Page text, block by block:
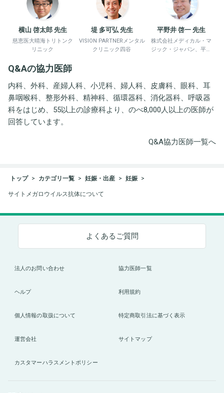
横山 啓太郎 先生
慈恵医大晴海トリトンク
リニック
堤 多可弘 先生
VISION PARTNERメンタル
クリニック四谷
平野井 啓一 先生
株式会社メディカル・マ
ジック・ジャパン、平野
Q&Aの協力医師
内科、外科、産婦人科、小児科、婦人科、皮膚科、眼科、耳
鼻咽喉科、整形外科、精神科、循環器科、消化器科、呼吸器
科をはじめ、55以上の診療科より、のべ8,000人以上の医師が
回答しています。
Q&A協力医師一覧へ
トップ カテゴリ一覧 妊娠・出産 妊娠
サイトメガロウイルス抗体について
よくあるご質問
法人のお問い合わせ 協力医師一覧
ヘルプ 利用規約
個人情報の取扱について 特定商取引法に基づく表示
運営会社 サイトマップ
カスタマーハラスメントポリシー